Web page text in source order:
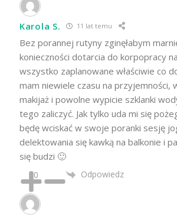
Karola S. 11 lat temu
Bez porannej rutyny zginęłabym
konieczności dotarcia do korpopracy
wszystko zaplanowane właściwie co
mam niewiele czasu na przyjemności,
makijaż i powolne wypicie szklanki
tego zaliczyć. Jak tylko uda mi się
będę wciskać w swoje poranki sesję
delektowania się kawką na balkonie i
się budzi 🙂
0 Odpowiedz